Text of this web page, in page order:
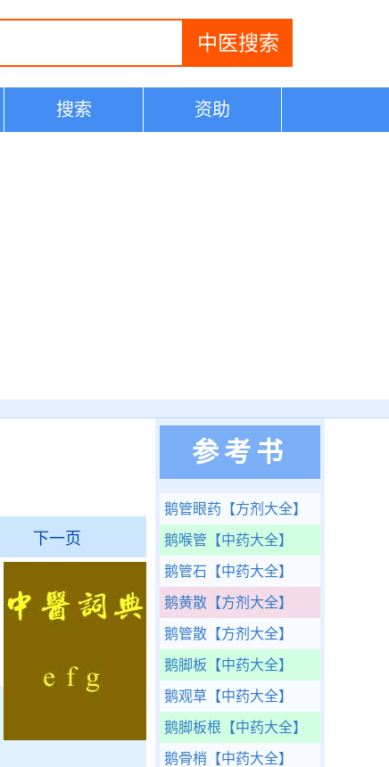
搜索 资助
下一页
参考书
鹅管眼药 【方剂大全】
鹅喉管 【中药大全】
鹅管石 【中药大全】
鹅黄散 【方剂大全】
鹅管散 【方剂大全】
鹅脚板 【中药大全】
鹅观草 【中药大全】
鹅脚板根 【中药大全】
鹅骨梢 【中药大全】